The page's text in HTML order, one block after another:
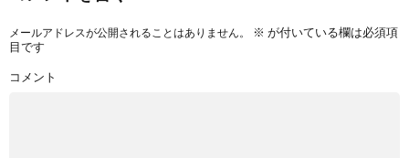
メールアドレスが公開されることはありません。 ※ が付いている欄は必須項
目です
コメント